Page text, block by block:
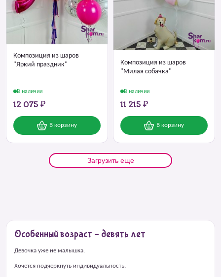
Композиция из шаров
"Яркий праздник"
В наличии
12 075 ₽
В корзину
Композиция из шаров
"Милая собачка"
В наличии
11 215 ₽
В корзину
Загрузить еще
Особенный возраст – девять лет
Девочка уже не малышка.
Хочется подчеркнуть индивидуальность.